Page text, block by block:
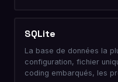
SQLite
La base de données la
configuration, fichier
coding embarqués, les